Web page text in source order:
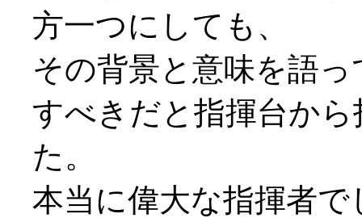
方一つにしても、
その背景と意味を語
すべきだと指揮台か
た。
本当に偉大な指揮者